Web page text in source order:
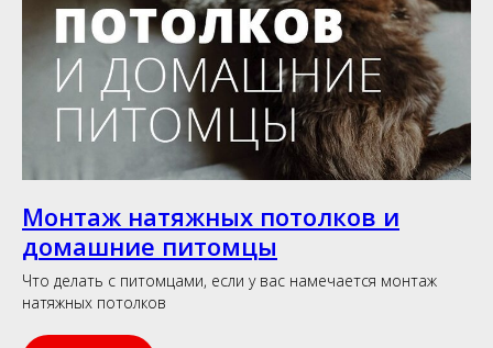
Монтаж натяжных потолков и
домашние питомцы
Что делать с питомцами, если у вас намечается монтаж
натяжных потолков